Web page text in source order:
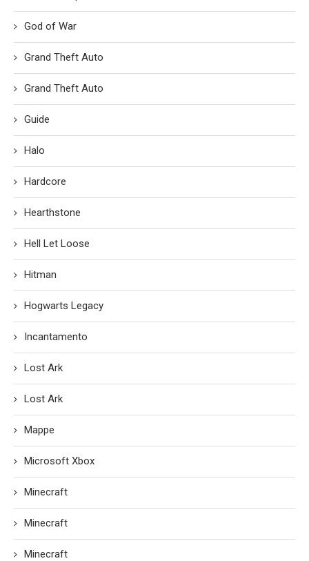
God of War
Grand Theft Auto
Grand Theft Auto
Guide
Halo
Hardcore
Hearthstone
Hell Let Loose
Hitman
Hogwarts Legacy
Incantamento
Lost Ark
Lost Ark
Mappe
Microsoft Xbox
Minecraft
Minecraft
Minecraft